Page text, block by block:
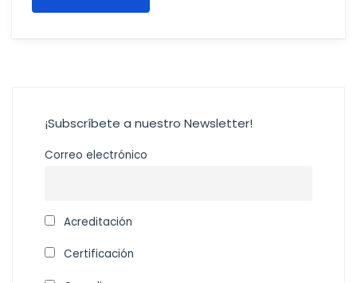
¡Subscríbete a nuestro Newsletter!
Correo electrónico
Acreditación
Certificación